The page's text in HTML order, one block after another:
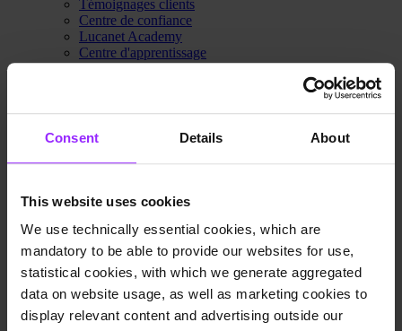
Consent Details About
This website uses cookies
We use technically essential cookies, which are
mandatory to be able to provide our websites for use,
statistical cookies, with which we generate aggregated
data on website usage, as well as marketing cookies to
display relevant content and advertising outside our
Témoignages clients
Centre de confiance
Lucanet Academy
Centre d'apprentissage
Base de connaissances
Nous contacter
Tarifs
À propos de nous
Développement durable
Nous contacter
Tarifs
Demander une démo
Home